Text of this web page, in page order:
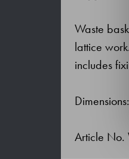
Waste
lattice
includes
Article No.